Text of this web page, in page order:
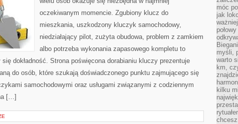
oczekiwanym momencie. Zgubiony klucz do
mieszkania, uszkodzony kluczyk samochodowy,
niedziałający pilot, zużyta obudowa, problem z zamkiem
albo potrzeba wykonania zapasowego kompletu to
dokładność. Strona poświęcona dorabianiu kluczy prezentuje
do osób, które szukają doświadczonego punktu zajmującego się
samochodowymi oraz usługami związanymi z codziennym
[…]
móc
jak
myśli,
warto
km,
kilku